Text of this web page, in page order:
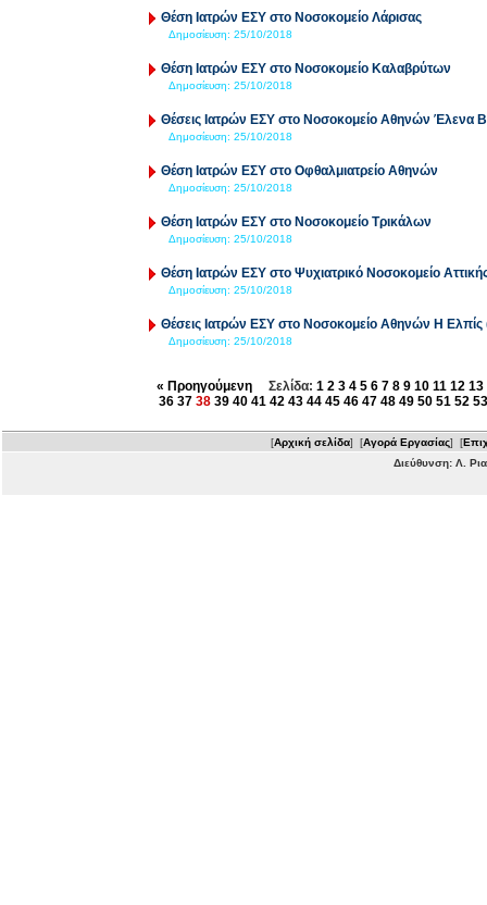
Θέση Ιατρών ΕΣΥ στο Νοσοκομείο Λάρισας
Δημοσίευση: 25/10/2018
Θέση Ιατρών ΕΣΥ στο Νοσοκομείο Καλαβρύτων
Δημοσίευση: 25/10/2018
Θέσεις Ιατρών ΕΣΥ στο Νοσοκομείο Αθηνών Έλενα
Δημοσίευση: 25/10/2018
Θέση Ιατρών ΕΣΥ στο Οφθαλμιατρείο Αθηνών
Δημοσίευση: 25/10/2018
Θέση Ιατρών ΕΣΥ στο Νοσοκομείο Τρικάλων
Δημοσίευση: 25/10/2018
Θέση Ιατρών ΕΣΥ στο Ψυχιατρικό Νοσοκομείο
Δημοσίευση: 25/10/2018
Θέσεις Ιατρών ΕΣΥ στο Νοσοκομείο Αθηνών Η
Δημοσίευση: 25/10/2018
« ΠροηγούμενηΣελίδα: 1 2 3 4 5 6 7 8 9 10 11 12 13
36 37 38 39 40 41 42 43 44 45 46 47 48 49 50 51 52 53
[Αρχική σελίδα] [Αγορά Εργασίας] [
Διεύθυνση: Λ.